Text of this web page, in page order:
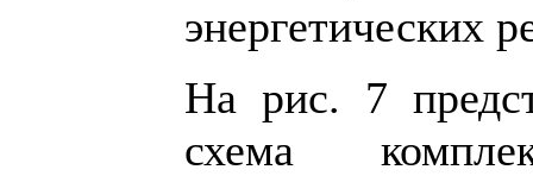
энергетических
На рис. 7
схема